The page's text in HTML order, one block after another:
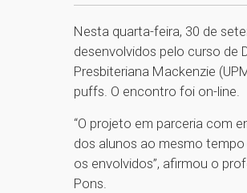
Nesta quarta-feira, 30 de
desenvolvidos pelo curso de
Presbiteriana Mackenzie
puffs. O encontro foi on-line.
“O projeto em parceria com
dos alunos ao mesmo
os envolvidos”, afirmou o
Pons.